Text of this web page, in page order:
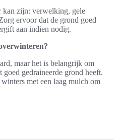
kan zijn: verwelking, gele
ervoor dat de grond goed
aan indien nodig.
maar het is belangrijk om
gedraineerde grond heeft.
met een laag mulch om